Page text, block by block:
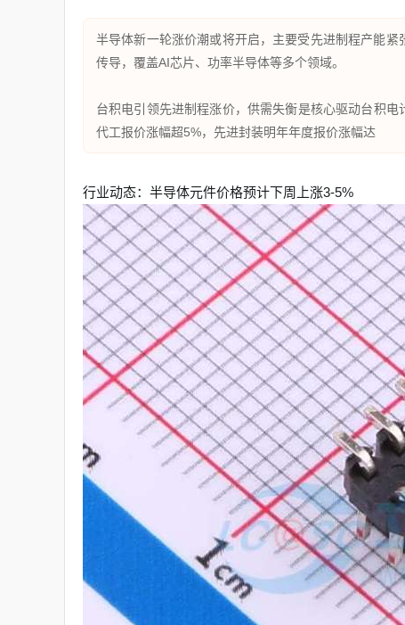
半导体新一轮涨价潮或将开启，主要受先进制程产能
传导，覆盖AI芯片、功率半导体等多个领域。
台积电引领先进制程涨价，供需失衡是核心驱动台积
代工报价涨幅超5%，先进封装明年年度报价涨幅达
行业动态：半导体元件价格预计下周上涨3-5%